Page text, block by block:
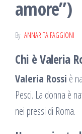
amore”)
By ANNARITA FAGGIONI
Chi è Valeria
Valeria Rossi è
Pesci. La donna è
nei pressi di Roma.